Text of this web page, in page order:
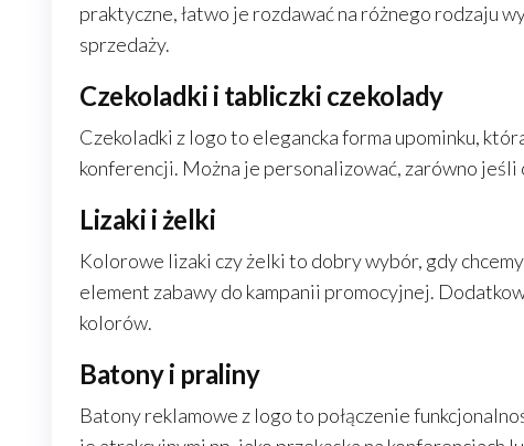
praktyczne, łatwo je rozdawać na różnego rodzaju
sprzedaży.
Czekoladki i tabliczki czekolady
Czekoladki z logo to elegancka forma upominku,
konferencji. Można je personalizować, zarówno jeśli
Lizaki i żelki
Kolorowe lizaki czy żelki to dobry wybór, gdy
element zabawy do kampanii promocyjnej.
kolorów.
Batony i praliny
Batony reklamowe z logo to połączenie